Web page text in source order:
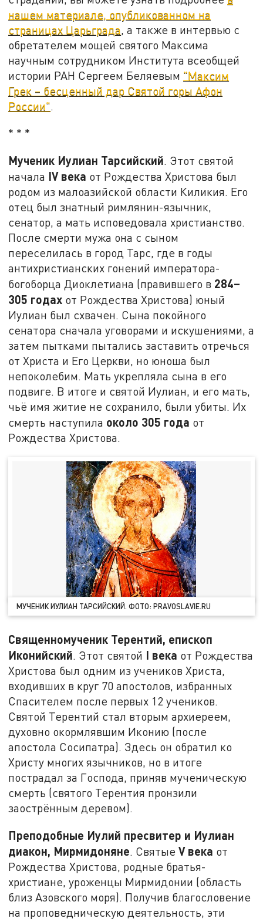
нашем материале, опубликованном на
страницах Царьграда, а также в интервью с
обретателем мощей святого Максима
научным сотрудником Института всеобщей
истории РАН Сергеем Беляевым "Максим
Грек – бесценный дар Святой горы Афон
России".
* * *
Мученик Иулиан Тарсийский. Этот святой
начала IVвека от Рождества Христова был
родом из малоазийской области Киликия. Его
отец был знатный римлянин-язычник,
сенатор, а мать исповедовала христианство.
После смерти мужа она с сыном
переселилась в город Тарс, где в годы
антихристианских гонений императора-
богоборца Диоклетиана (правившего в 284–
305 годах от Рождества Христова) юный
Иулиан был схвачен. Сына покойного
сенатора сначала уговорами и искушениями, а
затем пытками пытались заставить отречься
от Христа и Его Церкви, но юноша был
непоколебим. Мать укрепляла сына в его
подвиге. В итоге и святой Иулиан, и его мать,
чьё имя житие не сохранило, были убиты. Их
смерть наступила около 305 года от
Рождества Христова.
МУЧЕНИК ИУЛИАН ТАРСИЙСКИЙ. ФОТО: PRAVOSLAVIE.RU
Священномученик Терентий, епископ
Иконийский. Этот святой I века от Рождества
Христова был одним из учеников Христа,
входивших в круг 70 апостолов, избранных
Спасителем после первых 12 учеников.
Святой Терентий стал вторым архиереем,
духовно окормлявшим Иконию (после
апостола Сосипатра). Здесь он обратил ко
Христу многих язычников, но в итоге
пострадал за Господа, приняв мученическую
смерть (святого Терентия пронзили
заострённым деревом).
Преподобные Иулий пресвитер и Иулиан
диакон, Мирмидоняне. СвятыеVвека от
Рождества Христова, родные братья-
христиане, уроженцы Мирмидонии (область
близ Азовского моря). Получив благословение
на проповедническую деятельность, эти